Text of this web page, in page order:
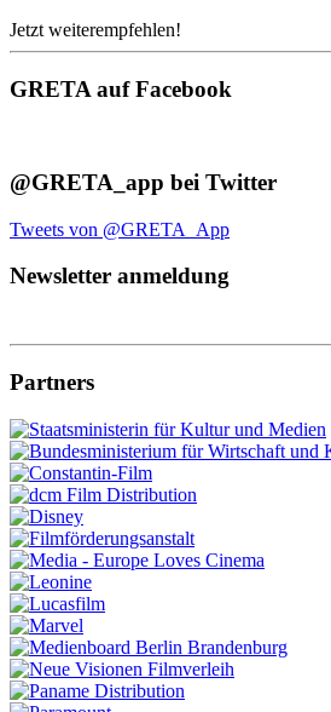
Jetzt weiterempfehlen!
GRETA auf Facebook
@GRETA_app bei Twitter
Tweets von @GRETA_App
Newsletter anmeldung
Partners